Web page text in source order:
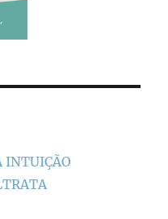
INTUIÇÃO